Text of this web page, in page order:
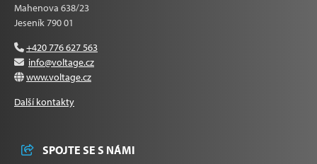
Mahenova 638/23
Jeseník 790 01
+420 776 627 563
info@voltage.cz
www.voltage.cz
Další kontakty
SPOJTE SE S NÁMI